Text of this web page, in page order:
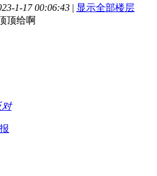
1-17 00:06:43 | 显示全部楼层
顶给啊
对